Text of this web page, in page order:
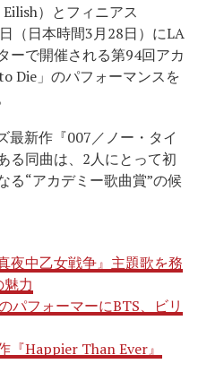
）とフィニアス
（日本時間3月28日）にLA
ーで開催される第94回アカ
Die」のパフォーマンスを
最新作『007／ノー・タイ
る同曲は、2人にとって初
る“アカデミー歌曲賞”の候
夜中乙女戦争』主題歌を務
力
パフォーマーにBTS、ビリ
『Happier Than Ever』